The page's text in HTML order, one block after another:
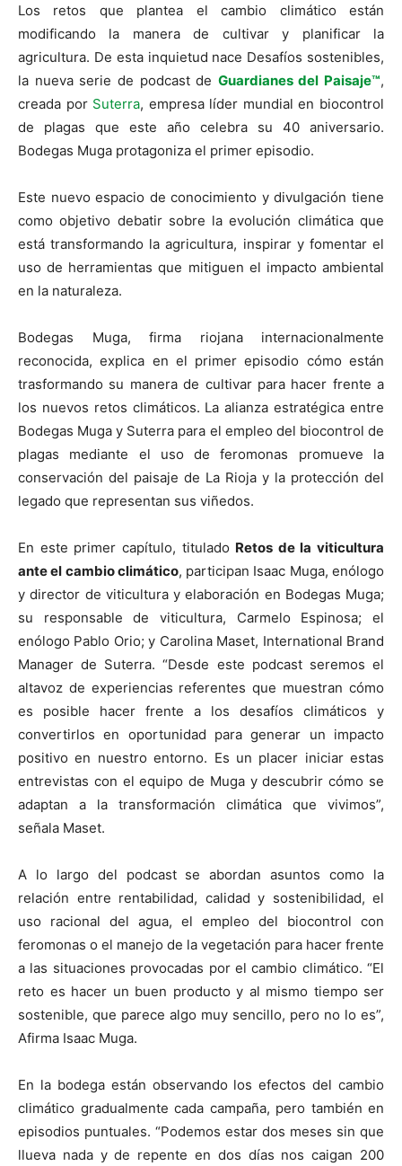
Los retos que plantea el cambio climático están
modificando la manera de cultivar y planificar la
agricultura. De esta inquietud nace Desafíos sostenibles,
la nueva serie de podcast de Guardianes del Paisaje™,
creada por Suterra, empresa líder mundial en biocontrol
de plagas que este año celebra su 40 aniversario.
Bodegas Muga protagoniza el primer episodio.
Este nuevo espacio de conocimiento y divulgación tiene
como objetivo debatir sobre la evolución climática que
está transformando la agricultura, inspirar y fomentar el
uso de herramientas que mitiguen el impacto ambiental
en la naturaleza.
Bodegas Muga, firma riojana internacionalmente
reconocida, explica en el primer episodio cómo están
trasformando su manera de cultivar para hacer frente a
los nuevos retos climáticos. La alianza estratégica entre
Bodegas Muga y Suterra para el empleo del biocontrol de
plagas mediante el uso de feromonas promueve la
conservación del paisaje de La Rioja y la protección del
legado que representan sus viñedos.
En este primer capítulo, titulado Retos de la viticultura
ante el cambio climático, participan Isaac Muga, enólogo
y director de viticultura y elaboración en Bodegas Muga;
su responsable de viticultura, Carmelo Espinosa; el
enólogo Pablo Orio; y Carolina Maset, International Brand
Manager de Suterra. “Desde este podcast seremos el
altavoz de experiencias referentes que muestran cómo
es posible hacer frente a los desafíos climáticos y
convertirlos en oportunidad para generar un impacto
positivo en nuestro entorno. Es un placer iniciar estas
entrevistas con el equipo de Muga y descubrir cómo se
adaptan a la transformación climática que vivimos”,
señala Maset.
A lo largo del podcast se abordan asuntos como la
relación entre rentabilidad, calidad y sostenibilidad, el
uso racional del agua, el empleo del biocontrol con
feromonas o el manejo de la vegetación para hacer frente
a las situaciones provocadas por el cambio climático. “El
reto es hacer un buen producto y al mismo tiempo ser
sostenible, que parece algo muy sencillo, pero no lo es”,
Afirma Isaac Muga.
En la bodega están observando los efectos del cambio
climático gradualmente cada campaña, pero también en
episodios puntuales. “Podemos estar dos meses sin que
llueva nada y de repente en dos días nos caigan 200